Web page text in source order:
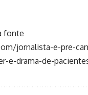
fonte
jornalista-e-pre-
e-drama-de-